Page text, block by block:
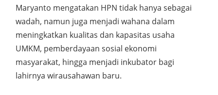
Maryanto mengatakan HPN tidak hanya sebagai
wadah, namun juga menjadi wahana dalam
meningkatkan kualitas dan kapasitas usaha
UMKM, pemberdayaan sosial ekonomi
masyarakat, hingga menjadi inkubator bagi
lahirnya wirausahawan baru.